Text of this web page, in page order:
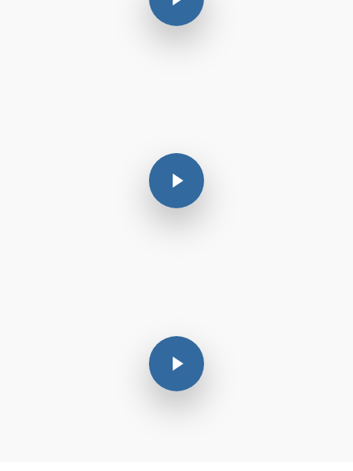
Play Video
Play Video